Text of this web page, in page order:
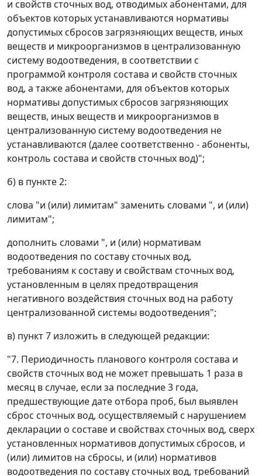
и свойств сточных вод, отводимых абонентами, для
объектов которых устанавливаются нормативы
допустимых сбросов загрязняющих веществ, иных
веществ и микроорганизмов в централизованную
систему водоотведения, в соответствии с
программой контроля состава и свойств сточных
вод, а также абонентами, для объектов которых
нормативы допустимых сбросов загрязняющих
веществ, иных веществ и микроорганизмов в
централизованную систему водоотведения не
устанавливаются (далее соответственно - абоненты,
контроль состава и свойств сточных вод)";
б) в пункте 2:
слова "и (или) лимитам" заменить словами ", и (или)
лимитам";
дополнить словами ", и (или) нормативам
водоотведения по составу сточных вод,
требованиям к составу и свойствам сточных вод,
установленным в целях предотвращения
негативного воздействия сточных вод на работу
централизованной системы водоотведения";
в) пункт 7 изложить в следующей редакции:
"7. Периодичность планового контроля состава и
свойств сточных вод не может превышать 1 раза в
месяц в случае, если за последние 3 года,
предшествующие дате отбора проб, был выявлен
сброс сточных вод, осуществляемый с нарушением
декларации о составе и свойствах сточных вод, сверх
установленных нормативов допустимых сбросов, и
(или) лимитов на сбросы, и (или) нормативов
водоотведения по составу сточных вод, требований